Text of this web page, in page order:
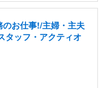
お仕事!/主婦・主夫
タッフ・アクティオ